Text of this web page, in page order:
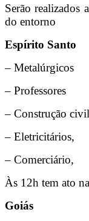
Serão realizados
do entorno
Espírito Santo
– Metalúrgicos
– Professores
– Construção civil
– Eletricitários,
– Comerciário,
Às 12h tem ato
Goiás